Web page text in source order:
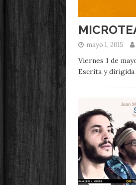
mayo 1, 2015
Viernes 1 de
Escrita y